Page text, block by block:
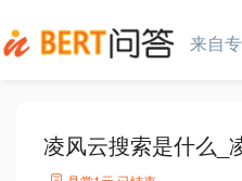
来自
凌风云搜索是什么_